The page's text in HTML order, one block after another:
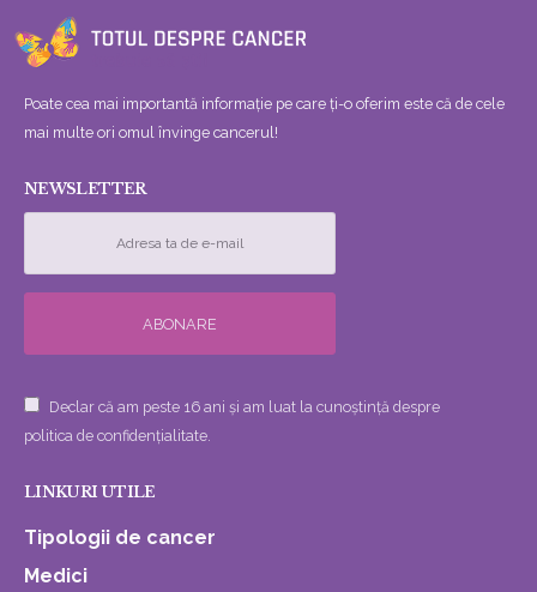
Poate cea mai importantă informație pe care ți-o oferim este că de cele
mai multe ori omul învinge cancerul!
NEWSLETTER
Declar că am peste 16 ani și am luat la cunoștință despre
politica de confidențialitate.
LINKURI UTILE
Tipologii de cancer
Medici